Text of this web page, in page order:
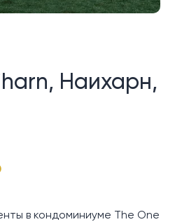
Наихарн,
в кондоминиуме The One